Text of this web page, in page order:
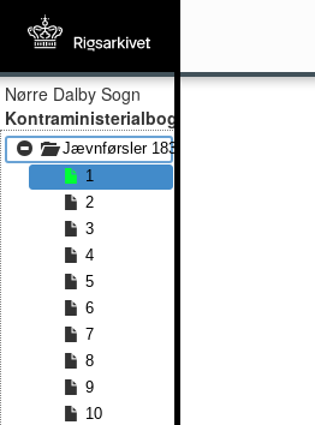
Nørre Dalby Sogn
Kontraministerialbog
Jævnførsler 1834 - Jævnførsler 1852
1
2
3
4
5
6
7
8
9
10